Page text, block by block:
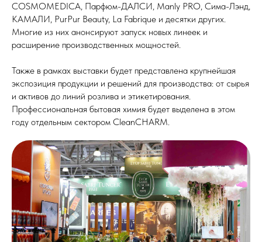
COSMOMEDICA, Парфюм-ДАЛСИ, Manly PRO, Сима-Лэнд,
КАМАЛИ, PurPur Beauty, La Fabrique и десятки других.
Многие из них анонсируют запуск новых линеек и
расширение производственных мощностей.
Также в рамках выставки будет представлена крупнейшая
экспозиция продукции и решений для производства: от сырья
и активов до линий розлива и этикетирования.
Профессиональная бытовая химия будет выделена в этом
году отдельным сектором CleanCHARM.